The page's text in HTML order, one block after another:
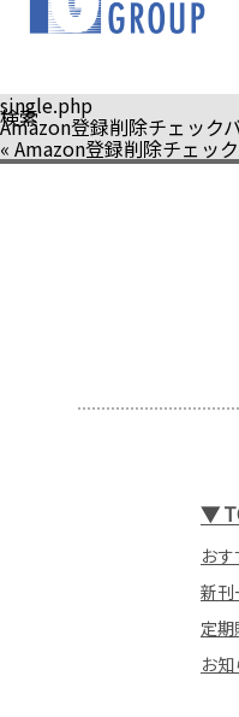
検索
single.php
Amazon登録削除チェック
« Amazon登録削除チェッ
▼
お
新刊
定
お